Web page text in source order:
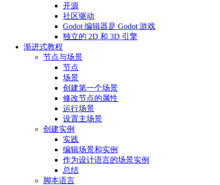
开源
社区驱动
Godot 编辑器是 Godot 游戏
独立的 2D 和 3D 引擎
渐进式教程
节点与场景
节点
场景
创建第一个场景
修改节点的属性
运行场景
设置主场景
创建实例
实践
编辑场景和实例
作为设计语言的场景实例
总结
脚本语言